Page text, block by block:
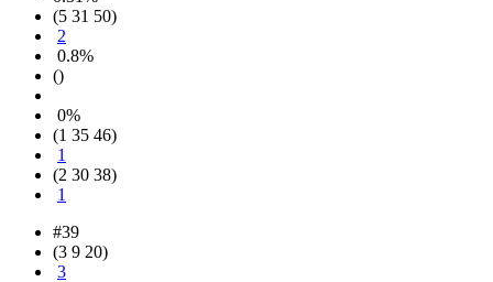
(5 31 50)
2
0.8%
()
0%
(1 35 46)
1
(2 30 38)
1
#39
(3 9 20)
3